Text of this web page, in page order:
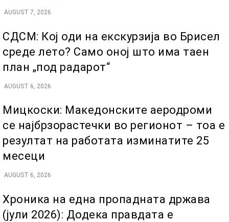
AUGUST 7, 2026
СДСМ: Кој оди на екскурзија во Брисел
среде лето? Само оној што има таен
план „под радарот“
AUGUST 6, 2026
Мицкоски: Македонските аеродроми
се најбрзорастечки во регионот – тоа е
резултат на работата изминатите 25
месеци
AUGUST 6, 2026
Хроника на една пропадната држава
(јули 2026): Додека правдата е